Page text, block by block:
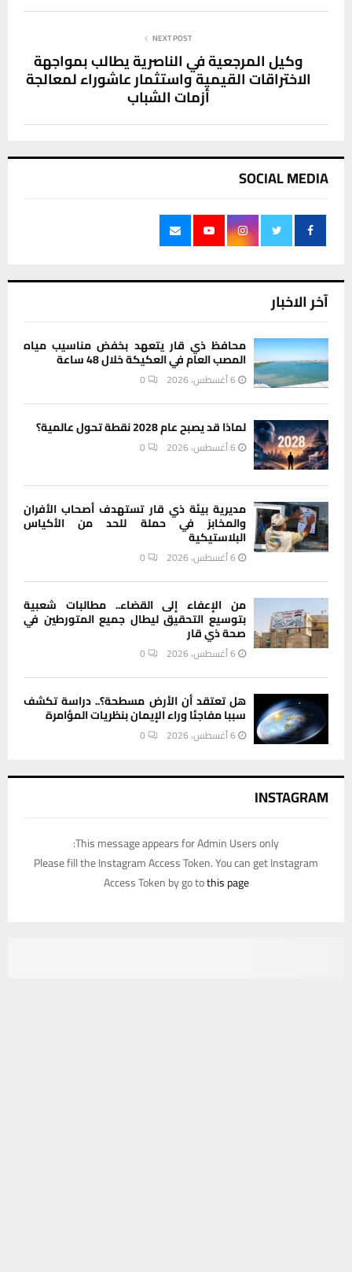
NEXT POST
وكيل المرجعية في الناصرية يطالب بمواجهة
الاختراقات القيمية واستثمار عاشوراء لمعالجة
أزمات الشباب
SOCIAL MEDIA
آخر الاخبار
محافظ ذي قار يتعهد بخفض مناسيب مياه
المصب العام في العكيكة خلال 48 ساعة
6 أغسطس، 2026 0
لماذا قد يصبح عام 2028 نقطة تحول عالمية؟
6 أغسطس، 2026 0
مديرية بيئة ذي قار تستهدف أصحاب الأفران
والمخابز في حملة للحد من الأكياس
البلاستيكية
6 أغسطس، 2026 0
من الإعفاء إلى القضاء.. مطالبات شعبية
بتوسيع التحقيق ليطال جميع المتورطين في
صحة ذي قار
6 أغسطس، 2026 0
هل تعتقد أن الأرض مسطحة؟.. دراسة تكشف
سببا مفاجئا وراء الإيمان بنظريات المؤامرة
6 أغسطس، 2026 0
INSTAGRAM
This message appears for Admin Users only:
Please fill the Instagram Access Token. You can get Instagram
Access Token by go tothis page